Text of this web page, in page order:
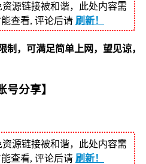
资源链接被和谐，此处内容需
查看, 评论后请 刷新！
制，可满足简单上网，望见谅，
号分享】
资源链接被和谐，此处内容需
查看, 评论后请 刷新！